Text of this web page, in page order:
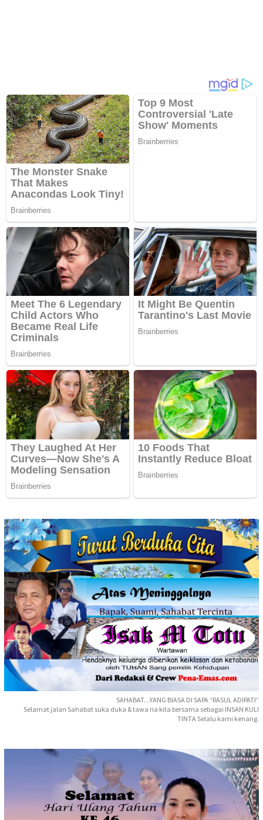
SAHABAT…YANG BIASA DI SAPA “RASUL ADIPATI”
Selamat jalan Sahabat suka duka & tawa ria kita bersama sebagai INSAN KULI
TINTA Selalu kami kenang.